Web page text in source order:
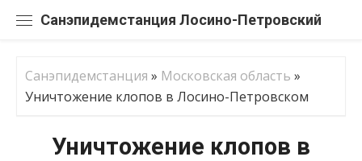
Перейти
Санэпидемстанция
Санэпидемстанция » Московская область »
Уничтожение клопов в Лосино-Петровском
Уничтожение клопов в